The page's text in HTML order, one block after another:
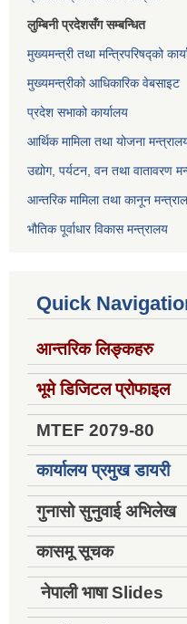
लुम्बिनी प्रदेशसँग सम्बन्धित
मुख्यमन्त्री तथा मन्त्रिपरिषद्को
मुख्यमन्त्रीको आधिकारिक वेबसाइट
प्रदेश सभाको कार्यालय
आर्थिक मामिला तथा योजना
उद्योग, पर्यटन, वन तथा वातावरण
आन्तरिक मामिला तथा कानून
भौतिक पूर्वाधार विकास मन्त्रालय
Quick
आन्तरिक लिङ्कहरु
भूमे डिजिटल प्रोफाइल
MTEF 2079-80
कार्यालय प्रमुख डायरी
गुनासो सुनुवाई अभिलेख
कासमू सूचक
नेपाली भाषा Slides